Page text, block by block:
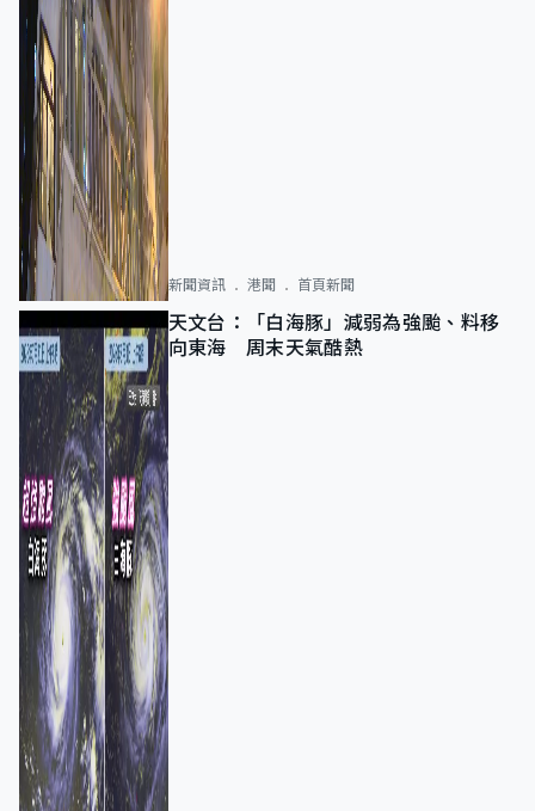
新聞資訊 港聞 首頁新聞
天文台：「白海豚」減弱為強颱、料移
向東海 周末天氣酷熱